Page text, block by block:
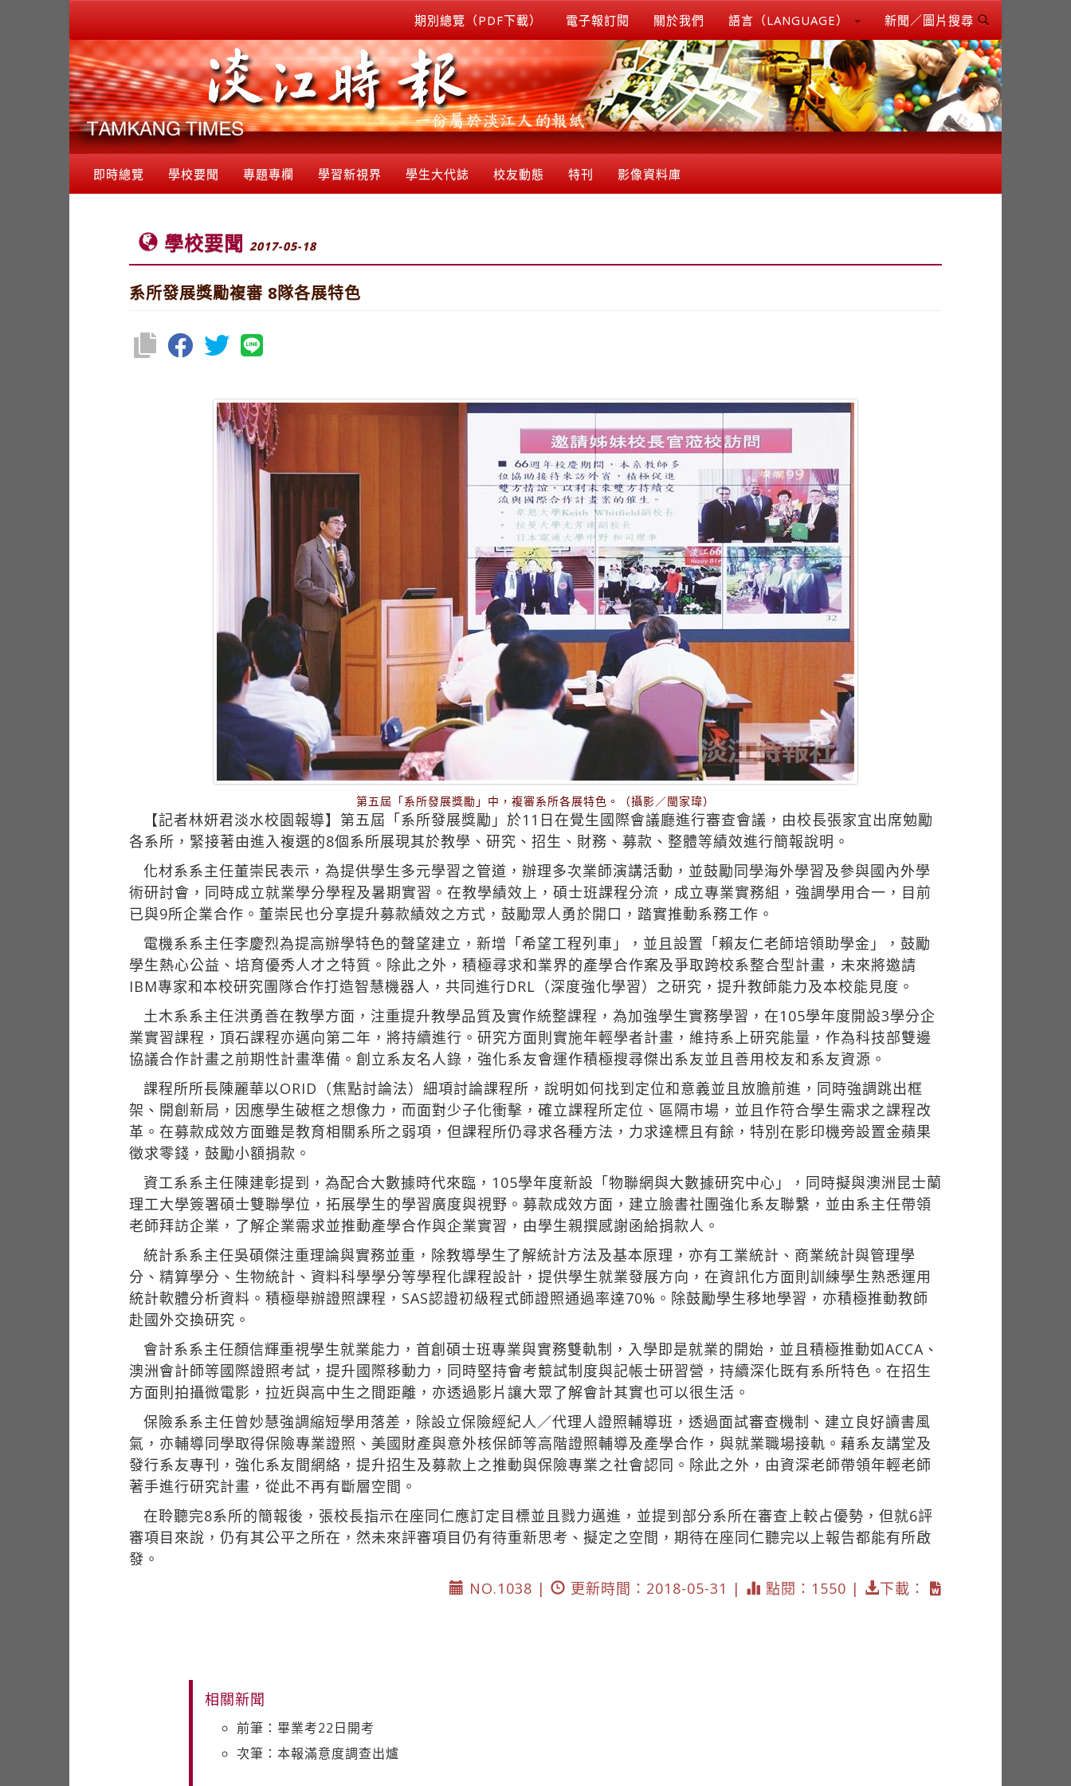
期別總覽（PDF下載） 電子報訂閱 關於我們 語言（LANGUAGE） 新聞／圖片搜尋
即時總覽 學校要聞 專題專欄 學習新視界 學生大代誌 校友動態 特刊 影像資料庫
學校要聞 2017-05-18
系所發展獎勵複審 8隊各展特色
第五屆「系所發展獎勵」中，複審系所各展特色。（攝影／閩家瑋）
【記者林妍君淡水校園報導】第五屆「系所發展獎勵」於11日在覺生國際會議廳進行審查會議，由校長張家宜出席勉勵
各系所，緊接著由進入複選的8個系所展現其於教學、研究、招生、財務、募款、整體等績效進行簡報說明。
化材系系主任董崇民表示，為提供學生多元學習之管道，辦理多次業師演講活動，並鼓勵同學海外學習及參與國內外學
術研討會，同時成立就業學分學程及暑期實習。在教學績效上，碩士班課程分流，成立專業實務組，強調學用合一，目前
已與9所企業合作。董崇民也分享提升募款績效之方式，鼓勵眾人勇於開口，踏實推動系務工作。
電機系系主任李慶烈為提高辦學特色的聲望建立，新增「希望工程列車」，並且設置「賴友仁老師培領助學金」，鼓勵
學生熱心公益、培育優秀人才之特質。除此之外，積極尋求和業界的產學合作案及爭取跨校系整合型計畫，未來將邀請
IBM專家和本校研究團隊合作打造智慧機器人，共同進行DRL（深度強化學習）之研究，提升教師能力及本校能見度。
土木系系主任洪勇善在教學方面，注重提升教學品質及實作統整課程，為加強學生實務學習，在105學年度開設3學分企
業實習課程，頂石課程亦邁向第二年，將持續進行。研究方面則實施年輕學者計畫，維持系上研究能量，作為科技部雙邊
協議合作計畫之前期性計畫準備。創立系友名人錄，強化系友會運作積極搜尋傑出系友並且善用校友和系友資源。
課程所所長陳麗華以ORID（焦點討論法）細項討論課程所，說明如何找到定位和意義並且放膽前進，同時強調跳出框
架、開創新局，因應學生破框之想像力，而面對少子化衝擊，確立課程所定位、區隔市場，並且作符合學生需求之課程改
革。在募款成效方面雖是教育相關系所之弱項，但課程所仍尋求各種方法，力求達標且有餘，特別在影印機旁設置金蘋果
徵求零錢，鼓勵小額捐款。
資工系系主任陳建彰提到，為配合大數據時代來臨，105學年度新設「物聯網與大數據研究中心」，同時擬與澳洲昆士蘭
理工大學簽署碩士雙聯學位，拓展學生的學習廣度與視野。募款成效方面，建立臉書社團強化系友聯繫，並由系主任帶領
老師拜訪企業，了解企業需求並推動產學合作與企業實習，由學生親撰感謝函給捐款人。
統計系系主任吳碩傑注重理論與實務並重，除教導學生了解統計方法及基本原理，亦有工業統計、商業統計與管理學
分、精算學分、生物統計、資料科學學分等學程化課程設計，提供學生就業發展方向，在資訊化方面則訓練學生熟悉運用
統計軟體分析資料。積極舉辦證照課程，SAS認證初級程式師證照通過率達70%。除鼓勵學生移地學習，亦積極推動教師
赴國外交換研究。
會計系系主任顏信輝重視學生就業能力，首創碩士班專業與實務雙軌制，入學即是就業的開始，並且積極推動如ACCA、
澳洲會計師等國際證照考試，提升國際移動力，同時堅持會考競試制度與記帳士研習營，持續深化既有系所特色。在招生
方面則拍攝微電影，拉近與高中生之間距離，亦透過影片讓大眾了解會計其實也可以很生活。
保險系系主任曾妙慧強調縮短學用落差，除設立保險經紀人／代理人證照輔導班，透過面試審查機制、建立良好讀書風
氣，亦輔導同學取得保險專業證照、美國財產與意外核保師等高階證照輔導及產學合作，與就業職場接軌。藉系友講堂及
發行系友專刊，強化系友間網絡，提升招生及募款上之推動與保險專業之社會認同。除此之外，由資深老師帶領年輕老師
著手進行研究計畫，從此不再有斷層空間。
在聆聽完8系所的簡報後，張校長指示在座同仁應訂定目標並且戮力邁進，並提到部分系所在審查上較占優勢，但就6評
審項目來說，仍有其公平之所在，然未來評審項目仍有待重新思考、擬定之空間，期待在座同仁聽完以上報告都能有所啟
發。
NO.1038 |
更新時間：2018-05-31 | 點閱：1550 | 下載：
相關新聞
前筆：畢業考22日開考
次筆：本報滿意度調查出爐